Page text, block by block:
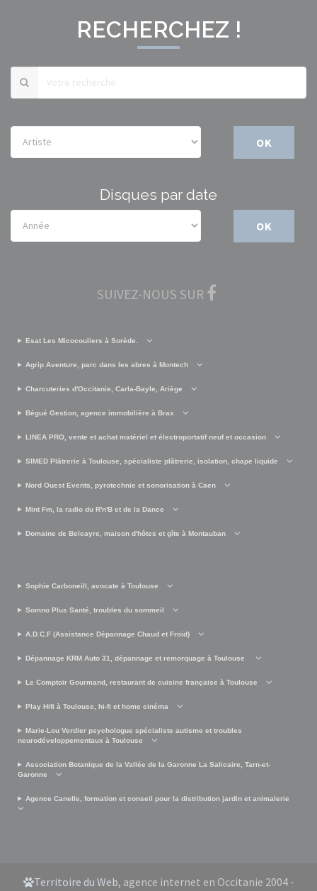
RECHERCHEZ !
OK
Disques par date
OK
SUIVEZ-NOUS SUR
Esat Les Micocouliers à Sorède.
Agrip Aventure, parc dans les abres à Montech
Charcuteries d'Occitanie, Carla-Bayle, Ariège
Bégué Gestion, agence immobilière à Brax
LINEA PRO, vente et achat matériel et électroportatif neuf et occasion
SIMED Plâtrerie à Toulouse, spécialiste plâtrerie, isolation, chape liquide
Nord Ouest Events, pyrotechnie et sonorisation à Caen
Mint Fm, la radio du R'n'B et de la Dance
Domaine de Belcayre, maison d'hôtes et gîte à Montauban
Sophie Carboneill, avocate à Toulouse
Somno Plus Santé, troubles du sommeil
A.D.C.F (Assistance Dépannage Chaud et Froid)
Dépannage KRM Auto 31, dépannage et remorquage à Toulouse
Le Comptoir Gourmand, restaurant de cuisine française à Toulouse
Play Hifi à Toulouse, hi-fi et home cinéma
Marie-Lou Verdier psychologue spécialiste autisme et troubles
neurodéveloppementaux à Toulouse
Association Botanique de la Vallée de la Garonne La Salicaire, Tarn-et-
Garonne
Agence Canelle, formation et conseil pour la distribution jardin et animalerie
Territoire du Web, agence internet en Occitanie 2004 -